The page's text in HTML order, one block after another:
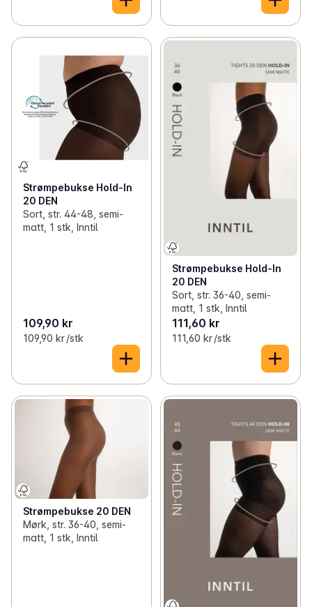
Strømpebukse Hold-In
20 DEN
Sort, str. 44-48, semi-
matt, 1 stk, Inntil
109,90 kr
109,90 kr /stk
Strømpebukse Hold-In
20 DEN
Sort, str. 36-40, semi-
matt, 1 stk, Inntil
111,60 kr
111,60 kr /stk
Strømpebukse 20 DEN
Mørk, str. 36-40, semi-
matt, 1 stk, Inntil